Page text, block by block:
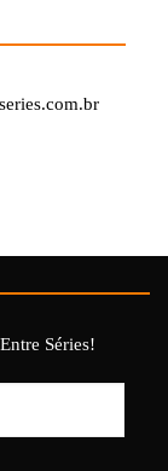
Séries!